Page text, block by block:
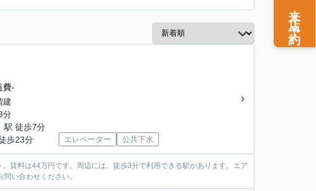
費-
建
分
駅 徒歩7分
歩23分 エレベーター 公共下水
賃料は44万円です。周辺には、徒歩3分で利用できる駅があります。エア
い合わせください。
来店予約